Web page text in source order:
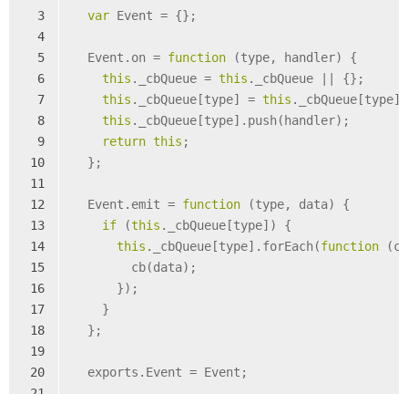
3
4
5
6
7
8
9
10
11
12
13
14
15
16
17
18
19
20
var Event = {};
  Event.on =
function (type, handler) {
this ._cbQueue = this ._cbQueue || {};
this ._cbQueue[type] = this
this ._cbQueue[type].push(handler);
return this ;
  };
  Event.emit =
function (type, data) {
if (this ._cbQueue[type]) {
this ._cbQueue[type].forEach(function (cb
        cb(data);
      });
    }
  };
  exports.Event = Event;